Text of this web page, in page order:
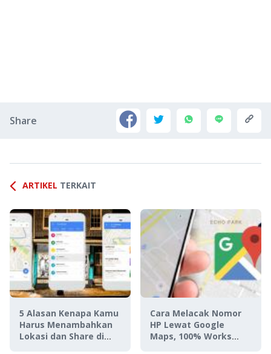
Share
ARTIKEL TERKAIT
5 Alasan Kenapa Kamu
Harus Menambahkan
Lokasi dan Share di
Cara Melacak Nomor
HP Lewat Google
Maps, 100% Works